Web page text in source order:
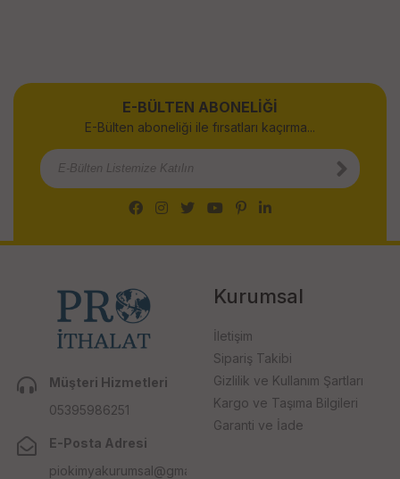
E-BÜLTEN ABONELİĞİ
E-Bülten aboneliği ile fırsatları kaçırma...
Müşteri Hizmetleri
05395986251
E-Posta Adresi
piokimyakurumsal@gmail.com
Kurumsal
İletişim
Sipariş Takibi
Gizlilik ve Kullanım Şartları
Kargo ve Taşıma Bilgileri
Garanti ve İade